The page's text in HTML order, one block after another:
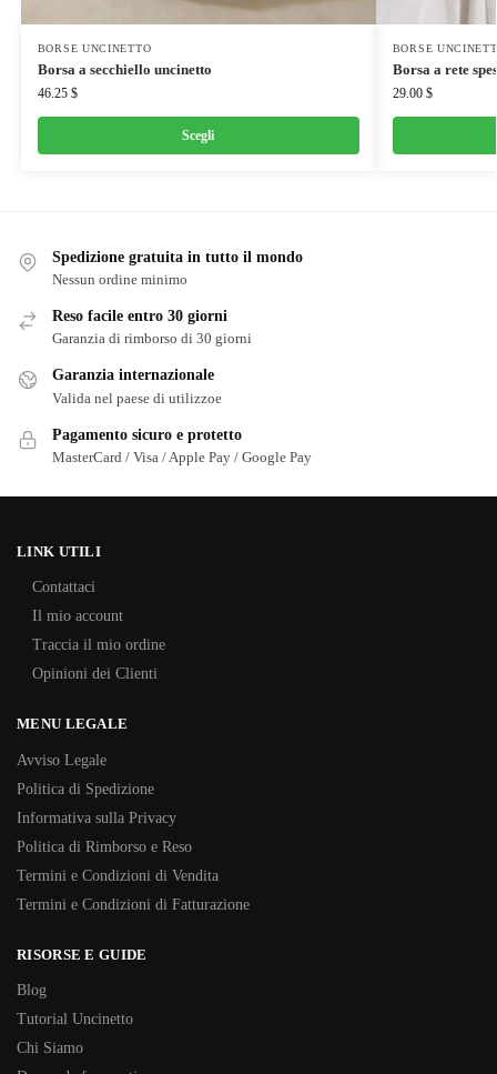
BORSE UNCINETTO
Borsa a secchiello uncinetto
46.25 $
Scegli
BORSE
Borsa a rete
29.00 $
Spedizione gratuita in tutto il mondo
Nessun ordine minimo
Reso facile entro 30 giorni
Garanzia di rimborso di 30 giorni
Garanzia internazionale
Valida nel paese di utilizzoe
Pagamento sicuro e protetto
MasterCard / Visa / Apple Pay / Google Pay
LINK UTILI
Contattaci
Il mio account
Traccia il mio ordine
Opinioni dei Clienti
MENU LEGALE
Avviso Legale
Politica di Spedizione
Informativa sulla Privacy
Politica di Rimborso e Reso
Termini e Condizioni di Vendita
Termini e Condizioni di Fatturazione
RISORSE E GUIDE
Blog
Tutorial Uncinetto
Chi Siamo